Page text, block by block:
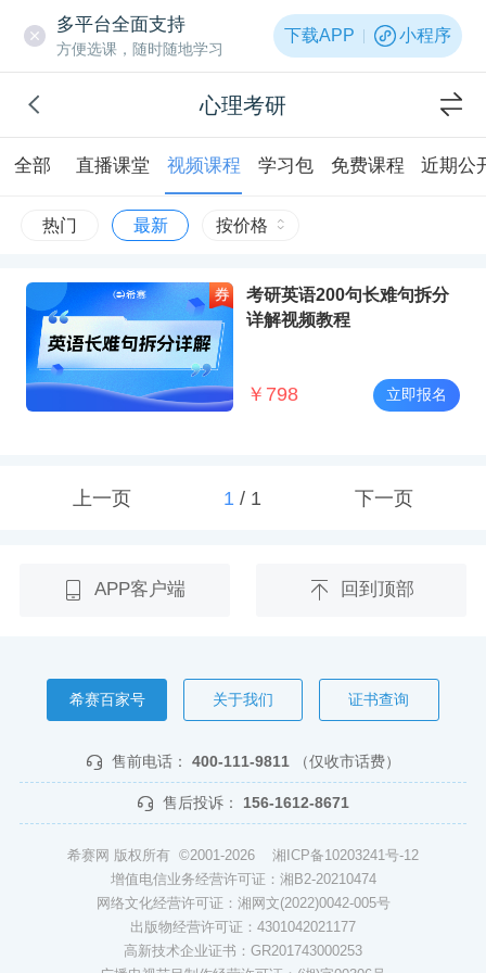
多平台全面支持
方便选课，随时随地学习
下载APP 小程序
心理考研
全部 直播课堂 视频课程 学习包 免费课程 近期公
热门 最新 按价格
考研英语200句长难句拆分
详解视频教程
￥ 798 立即报名
上一页 1/ 1 下一页
APP客户端 回到顶部
希赛百家号 关于我们 证书查询
售前电话： 400-111-9811 （仅收市话费）
售后投诉： 156-1612-8671
希赛网 版权所有 ©2001-2026 湘ICP备10203241号-12
增值电信业务经营许可证：湘B2-20210474
网络文化经营许可证：湘网文(2022)0042-005号
出版物经营许可证：4301042021177
高新技术企业证书：GR201743000253